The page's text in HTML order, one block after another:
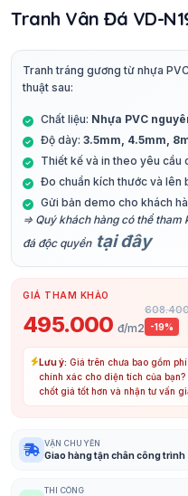
Tranh Vân Đá VD-
Tranh tráng gương từ nhựa
thuật sau:
Chất liệu: Nhựa PVC
Độ dày: 3.5mm, 4.5mm,
Thiết kế và in theo yêu cầu
Đo chuẩn kích thước và lên
Gửi bản demo cho khách
⇒ Quý khách hàng có thể tham
đá độc quyền tại đây
GIÁ THAM KHẢO
495.000 đ/m2 -19%
Lưu ý: Giá trên chưa bao gồm
chính xác cho diện tích của
chốt giá tốt hơn và nhận tư vấn
VẬN CHUYỂN
Giao hàng tận chân công trình
THI CÔNG